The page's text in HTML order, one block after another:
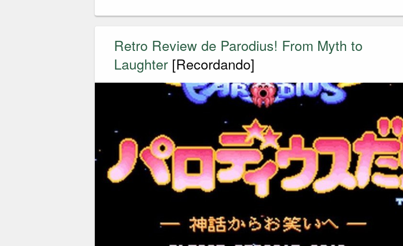
Retro Review de Parodius! From Myth to
Laughter [Recordando]